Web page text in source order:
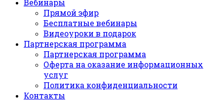
Вебинары
Прямой эфир
Бесплатные вебинары
Видеоуроки в подарок
Партнерская программа
Партнерская программа
Оферта на оказание информационных
услуг
Политика конфиденциальности
Контакты